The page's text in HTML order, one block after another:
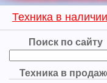
Техника в наличии
Поиск по сайту
Техника в